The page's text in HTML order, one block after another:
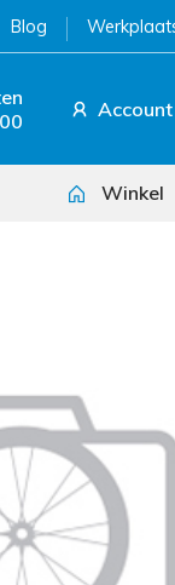
Blog
Account
Winkel